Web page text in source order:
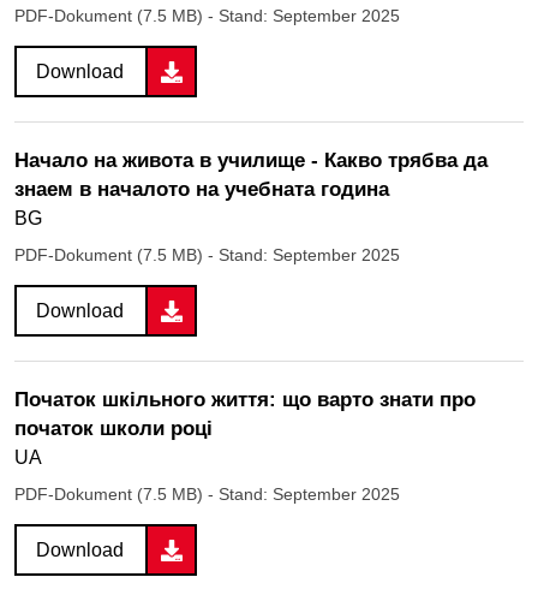
PDF-Dokument (7.5 MB) - Stand: September 2025
Download
Начало на живота в училище - Какво трябва да
знаем в началото на учебната година
BG
PDF-Dokument (7.5 MB) - Stand: September 2025
Download
Початок шкільного життя: що варто знати про
початок школи році
UA
PDF-Dokument (7.5 MB) - Stand: September 2025
Download